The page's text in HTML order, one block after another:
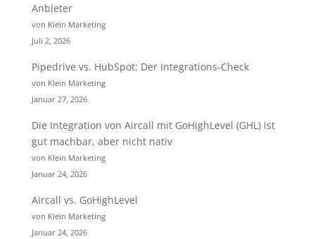
Anbieter
von Klein Marketing
Juli 2, 2026
Pipedrive vs. HubSpot: Der Integrations-Check
von Klein Marketing
Januar 27, 2026
Die Integration von Aircall mit GoHighLevel (GHL) ist
gut machbar, aber nicht nativ
von Klein Marketing
Januar 24, 2026
Aircall vs. GoHighLevel
von Klein Marketing
Januar 24, 2026